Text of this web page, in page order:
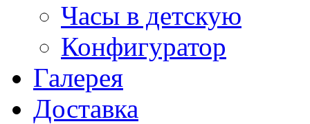
Часы в детскую
Конфигуратор
Галерея
Доставка